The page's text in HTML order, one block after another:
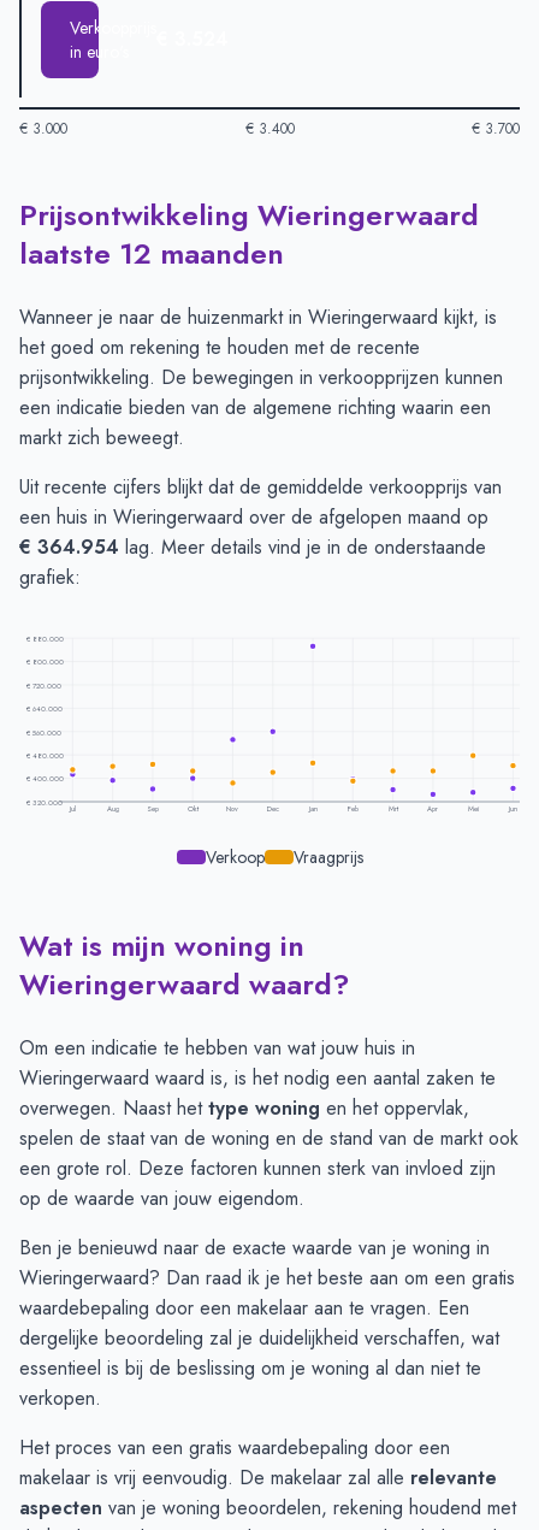
Verkoopprijs
in euro's
€ 3.000 € 3.400 € 3.700
Huizenprijzen in Wieringerwaard per m2-Afgelopen 3
Type
Vraagprijs in euro's
Verkoopprijs in euro's
€ 3.524
Prijsontwikkeling Wieringerwaard
laatste 12 maanden
Wanneer je naar de huizenmarkt in Wieringerwaard kijkt, is
het goed om rekening te houden met de recente
prijsontwikkeling. De bewegingen in verkoopprijzen kunnen
een indicatie bieden van de algemene richting waarin een
markt zich beweegt.
Uit recente cijfers blijkt dat de gemiddelde verkoopprijs van
een huis in Wieringerwaard over de afgelopen maand op
€ 364.954 lag. Meer details vind je in de onderstaande
grafiek:
€ 880.000
€ 800.000
€ 720.000
€ 640.000
€ 560.000
€ 480.000
€ 400.000
€ 320.000
Jul Aug Sep Okt Nov Dec Jan Feb Mrt Apr Mei Jun
Verkoop Vraagprijs
Prijsontwikkeling per maand -Wieringerwaard
Maand
Vraagprijs
Verkoopprijs
Juli
€ 429.000
€ 414.000
€ 440.807
September
€ 447.218
€ 364.409
Oktober
€ 425.088
€ 399.382
November
€ 384.730
€ 533.500
December
€ 420.277
€ 559.092
Januari
€ 451.785
€ 853.670
Maart
€ 425.230
€ 361.300
April
€ 425.266
€ 344.448
Mei
€ 477.000
€ 352.257
Juni
€ 443.214 € 364.954
Wat is mijn woning in
Wieringerwaard waard?
Om een indicatie te hebben van wat jouw huis in
Wieringerwaard waard is, is het nodig een aantal zaken te
overwegen. Naast hettype woning en het oppervlak,
spelen de staat van de woning en de stand van de markt ook
een grote rol. Deze factoren kunnen sterk van invloed zijn
op de waarde van jouw eigendom.
Ben je benieuwd naar de exacte waarde van je woning in
Wieringerwaard? Dan raad ik je het beste aan om een gratis
waardebepaling door een makelaar aan te vragen. Een
dergelijke beoordeling zal je duidelijkheid verschaffen, wat
essentieel is bij de beslissing om je woning al dan niet te
verkopen.
Het proces van een gratis waardebepaling door een
makelaar is vrij eenvoudig. De makelaar zal alle relevante
aspecten van je woning beoordelen, rekening houdend met